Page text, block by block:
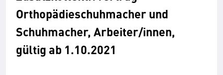
Orthopädieschuhmacher und
Schuhmacher, Arbeiter/innen,
gültig ab 1.10.2021